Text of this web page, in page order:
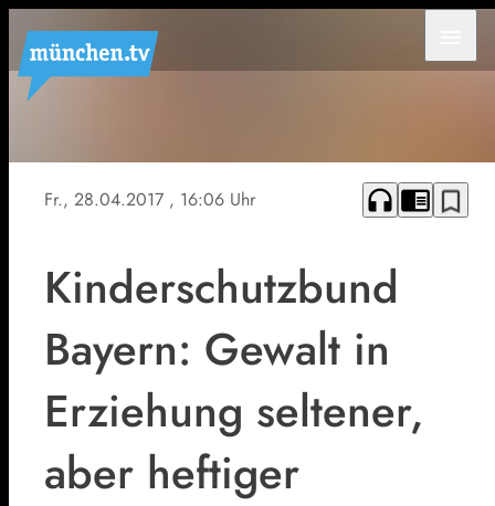
Fr., 28.04.2017 , 16:06 Uhr headphones chrome_reader_mode bookmark_border
Kinderschutzbund
Bayern: Gewalt in
Erziehung seltener,
aber heftiger